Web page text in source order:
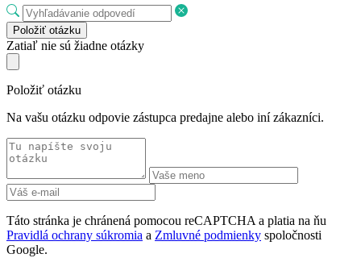
Položiť otázku
Zatiaľ nie sú žiadne otázky
Položiť otázku
Na vašu otázku odpovie zástupca predajne alebo iní zákazníci.
Táto stránka je chránená pomocou reCAPTCHA a platia na ňu
Pravidlá ochrany súkromia a Zmluvné podmienky spoločnosti
Google.